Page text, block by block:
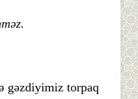
gəzdiyimiz torpaq